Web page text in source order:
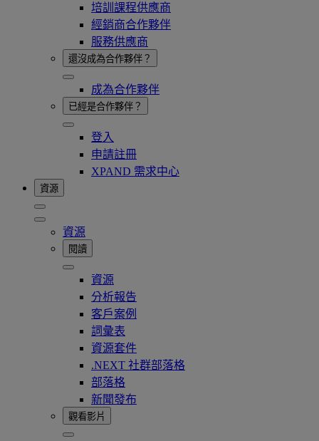
培訓課程供應商
經銷商合作夥伴
服務供應商
還沒成為合作夥伴？
成為合作夥伴
已經是合作夥伴？
登入
申請註冊
XPAND 需求中心
資源
資源
閱讀
資源
分析報告
客戶案例
詞彙表
資源套件
.NEXT 社群部落格
部落格
新聞發布
觀看影片